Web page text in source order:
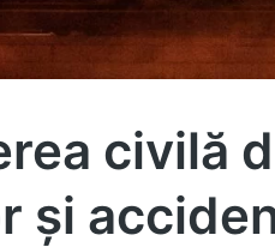
civilă
și